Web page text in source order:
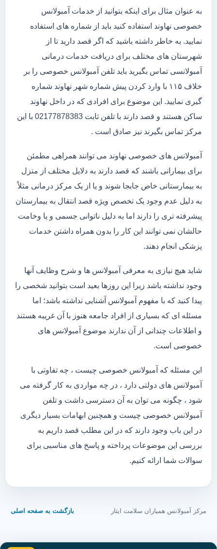
به عنوان مثال برای اینکه بتوانید از خدمات آمبولانس
خصوصی نهاوند استفاده کنید باید از شماره های استفاده
نمایید. به خاطر داشته باشید که اگر قصد دارید تا از
شهرستان های مختلف برای دریافت خدمات درمانی
آمبولانسی تماس بگیرید باید تلفن آمبولانس خصوصی را بر
خلاف ۱۱۵ با وارد کردن پیش شماره شهر نهاوند شماره
گیری نمایید. این موضوع برای افرادی که در داخل نهاوند
ساکن هستند و قصد دارند با تلفن ثابت 02177878383 با این
مرکز تماس بگیرند نیز صادق است .
آمبولانس های خصوصی نهاوند می توانند همراهی مطمئن
برای بیمارانی باشند که قصد دارند به دلایل مختلف از منزل
به بیمارستانی خاص جابجا شوند و یا از یک مرکز درمانی مثلاً
به دلیل عدم وجود یک تخصص ویژه قصد انتقال به بیمارستان
پیشرفته تری را دارند اما به دلیل ناتوانی جسمی و یا وخامت
حالشان نمی توانند این کار را بدون همراه داشتن خدمات
پزشکی انجام دهند.
شاید هیچ نیازی به معرفی آمبولانس ها و شرح وظایف آنها
وجود نداشته باشد زیرا این روزها بعید است بتوانید شخصی را
پیدا کنید که با مفهوم آمبولانس آشنایی نداشته باشد؛ اما
مسئله ای که بسیاری از افراد جامعه هنوز با آن غریبه هستند
و اطلاعات چندانی از آن ندارند موضوع آمبولانس های
خصوصی است.
این مسئله که آمبولانس خصوصی چیست ، چه تفاوتی با
آمبولانس های دولتی دارد ، در چه مواردی به کار گرفته می
شود ، چگونه می توان به آن دسترسی داشت و تلفن
آمبولانس خصوصی چیست و همچنین ابهامات بسیار دیگری
در این باب وجود دارند که در این مطلب قصد داریم به
بررسی این موضوعات پرداخته و پاسخ های مناسبی برای
سوالات شما ارائه کنیم.
مرکز آمبولانس همیاران سلامت ایثار بازگشت به صفحه اصلی